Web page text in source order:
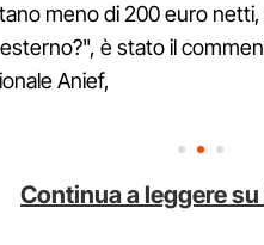
meno di 200 euro
è stato il
Anief,
Continua a leggere